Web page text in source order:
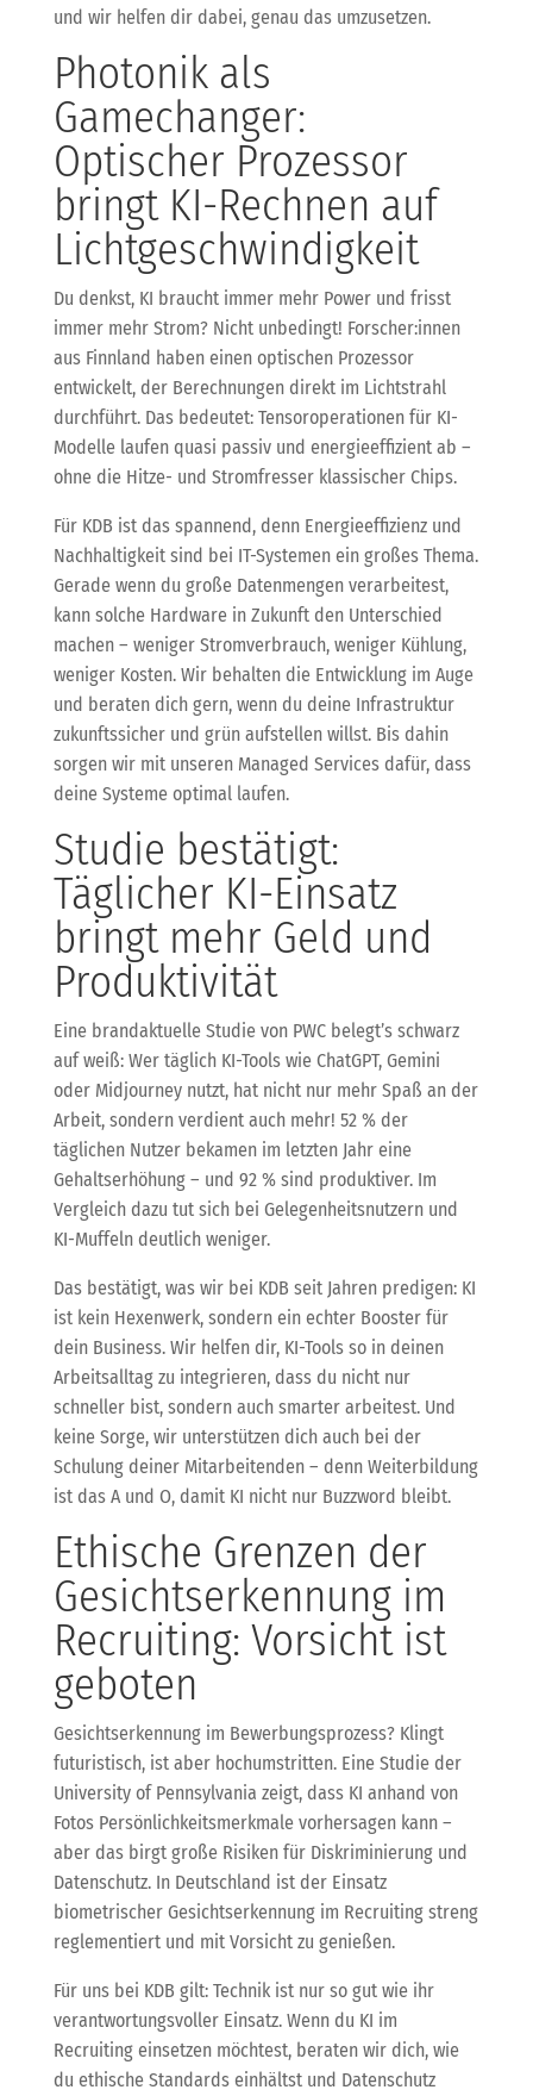
und wir helfen dir dabei, genau das umzusetzen.
Photonik als
Gamechanger:
Optischer Prozessor
bringt KI-Rechnen auf
Lichtgeschwindigkeit
Du denkst, KI braucht immer mehr Power und frisst
immer mehr Strom? Nicht unbedingt! Forscher:innen
aus Finnland haben einen optischen Prozessor
entwickelt, der Berechnungen direkt im Lichtstrahl
durchführt. Das bedeutet: Tensoroperationen für KI-
Modelle laufen quasi passiv und energieeffizient ab –
ohne die Hitze- und Stromfresser klassischer Chips.
Für KDB ist das spannend, denn Energieeffizienz und
Nachhaltigkeit sind bei IT-Systemen ein großes Thema.
Gerade wenn du große Datenmengen verarbeitest,
kann solche Hardware in Zukunft den Unterschied
machen – weniger Stromverbrauch, weniger Kühlung,
weniger Kosten. Wir behalten die Entwicklung im Auge
und beraten dich gern, wenn du deine Infrastruktur
zukunftssicher und grün aufstellen willst. Bis dahin
sorgen wir mit unseren Managed Services dafür, dass
deine Systeme optimal laufen.
Studie bestätigt:
Täglicher KI-Einsatz
bringt mehr Geld und
Produktivität
Eine brandaktuelle Studie von PWC belegt’s schwarz
auf weiß: Wer täglich KI-Tools wie ChatGPT, Gemini
oder Midjourney nutzt, hat nicht nur mehr Spaß an der
Arbeit, sondern verdient auch mehr! 52 % der
täglichen Nutzer bekamen im letzten Jahr eine
Gehaltserhöhung – und 92 % sind produktiver. Im
Vergleich dazu tut sich bei Gelegenheitsnutzern und
KI-Muffeln deutlich weniger.
Das bestätigt, was wir bei KDB seit Jahren predigen: KI
ist kein Hexenwerk, sondern ein echter Booster für
dein Business. Wir helfen dir, KI-Tools so in deinen
Arbeitsalltag zu integrieren, dass du nicht nur
schneller bist, sondern auch smarter arbeitest. Und
keine Sorge, wir unterstützen dich auch bei der
Schulung deiner Mitarbeitenden – denn Weiterbildung
ist das A und O, damit KI nicht nur Buzzword bleibt.
Ethische Grenzen der
Gesichtserkennung im
Recruiting: Vorsicht ist
geboten
Gesichtserkennung im Bewerbungsprozess? Klingt
futuristisch, ist aber hochumstritten. Eine Studie der
University of Pennsylvania zeigt, dass KI anhand von
Fotos Persönlichkeitsmerkmale vorhersagen kann –
aber das birgt große Risiken für Diskriminierung und
Datenschutz. In Deutschland ist der Einsatz
biometrischer Gesichtserkennung im Recruiting streng
reglementiert und mit Vorsicht zu genießen.
Für uns bei KDB gilt: Technik ist nur so gut wie ihr
verantwortungsvoller Einsatz. Wenn du KI im
Recruiting einsetzen möchtest, beraten wir dich, wie
du ethische Standards einhältst und Datenschutz